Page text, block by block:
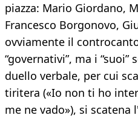
piazza: Mario Giordano,
Francesco Borgonovo,
ovviamente il
“governativi”, ma i
duello verbale, per cui
tiritera («Io non ti ho
me ne vado»), si